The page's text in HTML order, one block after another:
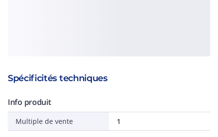
Spécificités techniques
Info produit
Multiple de vente 1